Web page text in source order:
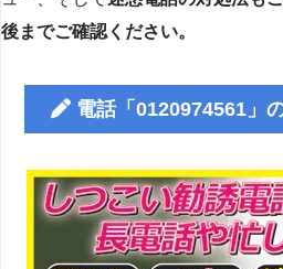
後までご確認ください。
電話「0120974561」